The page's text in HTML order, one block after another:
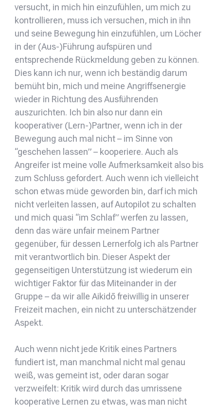
versucht, in mich hin einzufühlen, um mich zu
kontrollieren, muss ich versuchen, mich in ihn
und seine Bewegung hin einzufühlen, um Löcher
in der (Aus-)Führung aufspüren und
entsprechende Rückmeldung geben zu können.
Dies kann ich nur, wenn ich beständig darum
bemüht bin, mich und meine Angriffsenergie
wieder in Richtung des Ausführenden
auszurichten. Ich bin also nur dann ein
kooperativer (Lern-)Partner, wenn ich in der
Bewegung auch mal nicht – im Sinne von
“geschehen lassen” – kooperiere. Auch als
Angreifer ist meine volle Aufmerksamkeit also bis
zum Schluss gefordert. Auch wenn ich vielleicht
schon etwas müde geworden bin, darf ich mich
nicht verleiten lassen, auf Autopilot zu schalten
und mich quasi “im Schlaf” werfen zu lassen,
denn das wäre unfair meinem Partner
gegenüber, für dessen Lernerfolg ich als Partner
mit verantwortlich bin. Dieser Aspekt der
gegenseitigen Unterstützung ist wiederum ein
wichtiger Faktor für das Miteinander in der
Gruppe – da wir alle Aikidō freiwillig in unserer
Freizeit machen, ein nicht zu unterschätzender
Aspekt.
Auch wenn nicht jede Kritik eines Partners
fundiert ist, man manchmal nicht mal genau
weiß, was gemeint ist, oder daran sogar
verzweifelt: Kritik wird durch das umrissene
kooperative Lernen zu etwas, was man nicht